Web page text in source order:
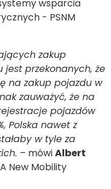
zakup
przekonanych, że
na zakup pojazdu w
zauważyć, że na
pojazdów
Polska nawet z
w tyle za
– mówiAlbert
New Mobility